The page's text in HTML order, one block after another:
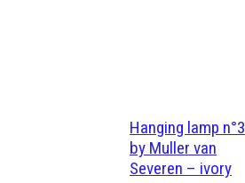
Hanging lamp n°3
by Muller van
Severen – ivory